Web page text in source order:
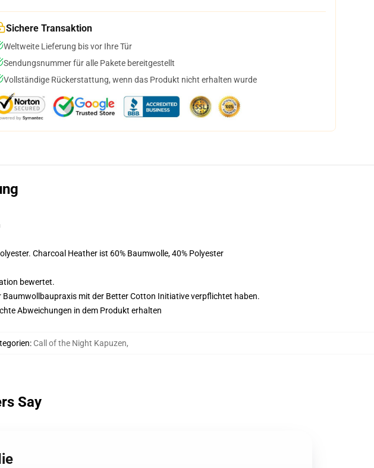
Sichere Transaktion
Weltweite Lieferung bis vor Ihre Tür
Sendungsnummer für alle Pakete bereitgestellt
Vollständige Rückerstattung, wenn das Produkt nicht erhalten wurde
Charcoal Heather ist 60% Baumwolle, 40% Polyester
bewertet.
Baumwollbaupraxis mit der Better Cotton Initiative verpflichtet haben.
Abweichungen in dem Produkt erhalten
: Call of the Night Kapuzen,
Say